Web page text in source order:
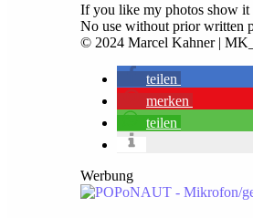
If you like my photos show
No use without prior written
© 2024 Marcel Kahner |
teilen
merken
teilen
Werbung